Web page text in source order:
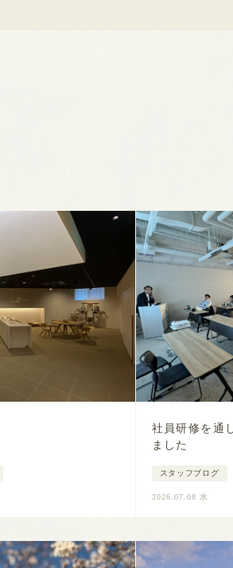
社員研修を通
ました
スタッフブログ
2026.07.08 水